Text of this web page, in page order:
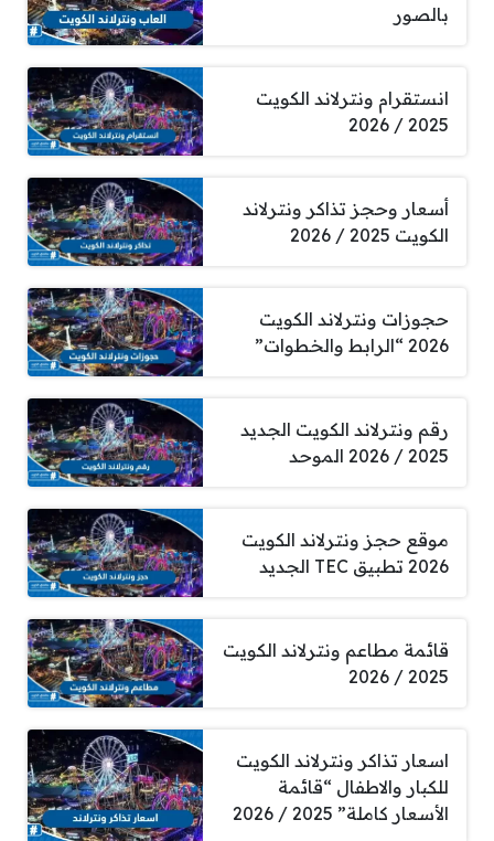
بالصور
انستقرام ونترلاند الكويت
2025 / 2026
أسعار وحجز تذاكر ونترلاند
الكويت 2025 / 2026
حجوزات ونترلاند الكويت
2026 “الرابط والخطوات”
رقم ونترلاند الكويت الجديد
2025 / 2026 الموحد
موقع حجز ونترلاند الكويت
2026 تطبيق TEC الجديد
قائمة مطاعم ونترلاند الكويت
2025 / 2026
اسعار تذاكر ونترلاند الكويت
للكبار والاطفال “قائمة
الأسعار كاملة” 2025 / 2026